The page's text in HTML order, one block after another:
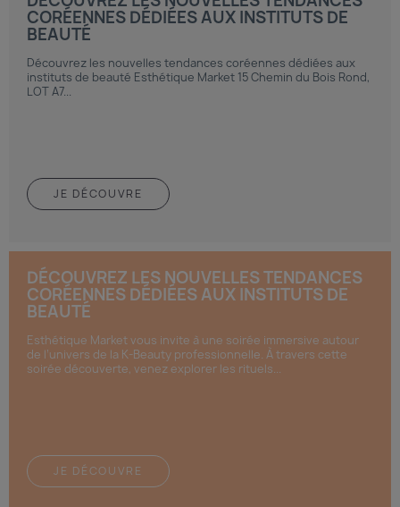
CORÉENNES DÉDIÉES AUX INSTITUTS DE
BEAUTÉ
Découvrez les nouvelles tendances coréennes dédiées aux
instituts de beauté Esthétique Market 15 Chemin du Bois Rond,
LOT A7...
JE DÉCOUVRE
DÉCOUVREZ LES NOUVELLES TENDANCES
CORÉENNES DÉDIÉES AUX INSTITUTS DE
BEAUTÉ
Esthétique Market vous invite à une soirée immersive autour
de l’univers de la K-Beauty professionnelle. À travers cette
soirée découverte, venez explorer les rituels...
JE DÉCOUVRE